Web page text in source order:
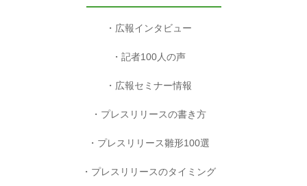
広報インタビュー
記者100人の声
広報セミナー情報
プレスリリースの書き方
プレスリリース雛形100選
プレスリリースのタイミング